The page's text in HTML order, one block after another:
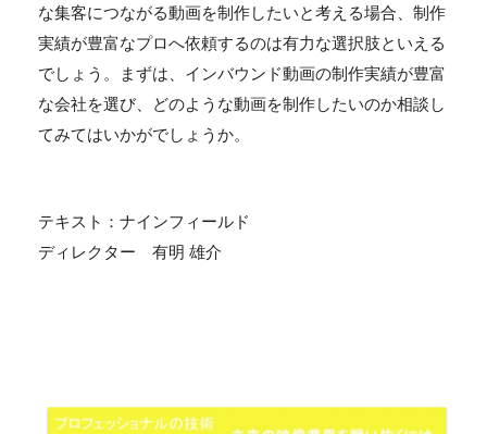
な集客につながる動画を制作したいと考える場合、制作
実績が豊富なプロへ依頼するのは有力な選択肢といえる
でしょう。まずは、インバウンド動画の制作実績が豊富
な会社を選び、どのような動画を制作したいのか相談し
てみてはいかがでしょうか。
テキスト：ナインフィールド
ディレクター 有明 雄介